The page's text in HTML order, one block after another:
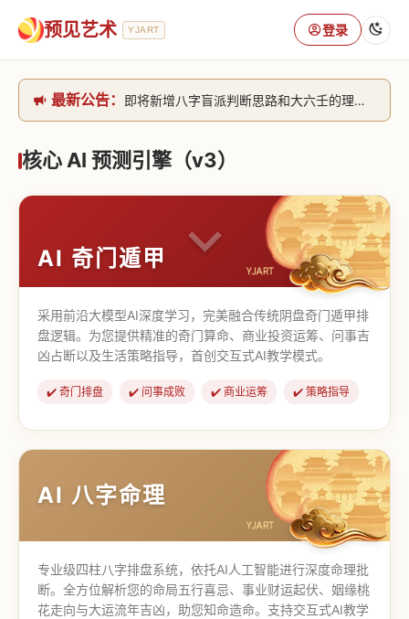
预见艺术 YJART 登录
最新公告：
即将新增八字盲派判断思路和大六壬的理气+取像判断思路。[内侧中，捐赠会员可用]2026/6/30
网站升级完成，升级全模块的算法，限时开放用户注册。2026/6/27
核心 AI 预测引擎（v3）
AI 奇门遁甲
采用前沿大模型AI深度学习，完美融合传统阴盘奇门遁甲排
盘逻辑。为您提供精准的奇门算命、商业投资运筹、问事吉
凶占断以及生活策略指导，首创交互式AI教学模式。
✔️ 奇门排盘 ✔️ 问事成败 ✔️ 商业运筹 ✔️ 策略指导
【道家奇门】 【传统奇门】
AI 八字命理
专业级四柱八字排盘系统，依托AI人工智能进行深度命理批
断。全方位解析您的命局五行喜忌、事业财运起伏、姻缘桃
花走向与大运流年吉凶，助您知命造命。支持交互式AI教学